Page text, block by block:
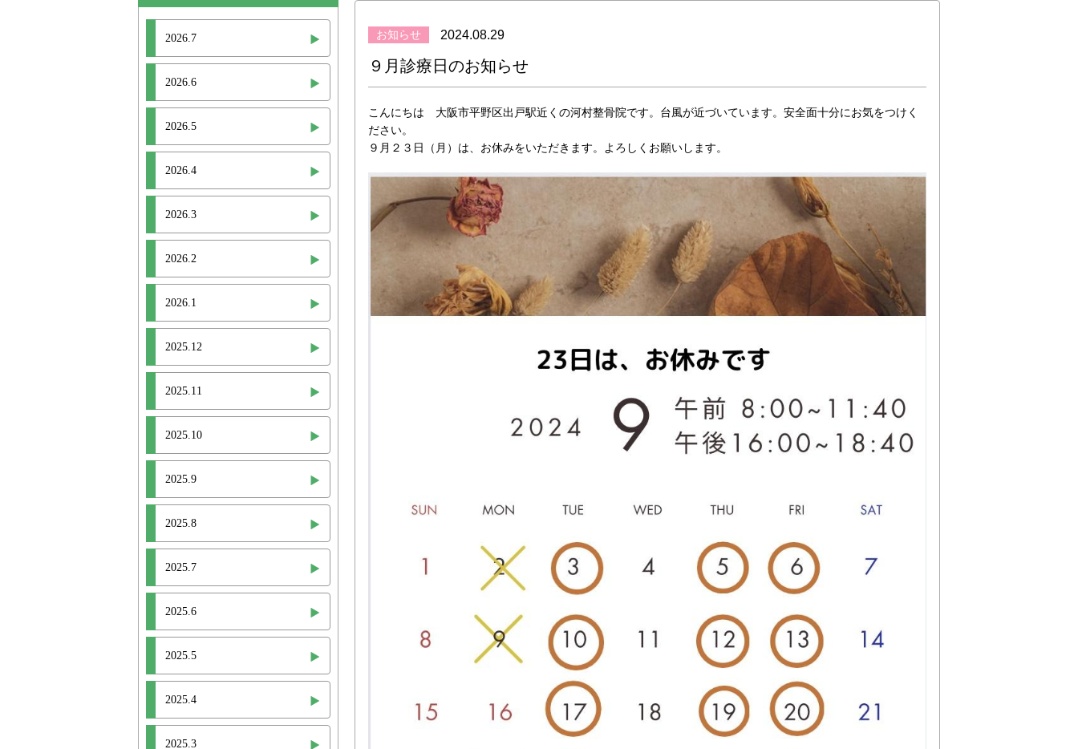
お知らせ 2024.08.29
９月診療日のお知らせ
こんにちは 大阪市平野区出戸駅近くの河村整骨院です。台風が近づいています。安全面十分にお気をつけく
ださい。
９月２３日（月）は、お休みをいただきます。よろしくお願いします。
2026.7
2026.6
2026.5
2026.4
2026.3
2026.2
2026.1
2025.12
2025.11
2025.10
2025.9
2025.8
2025.7
2025.6
2025.5
2025.4
2025.3